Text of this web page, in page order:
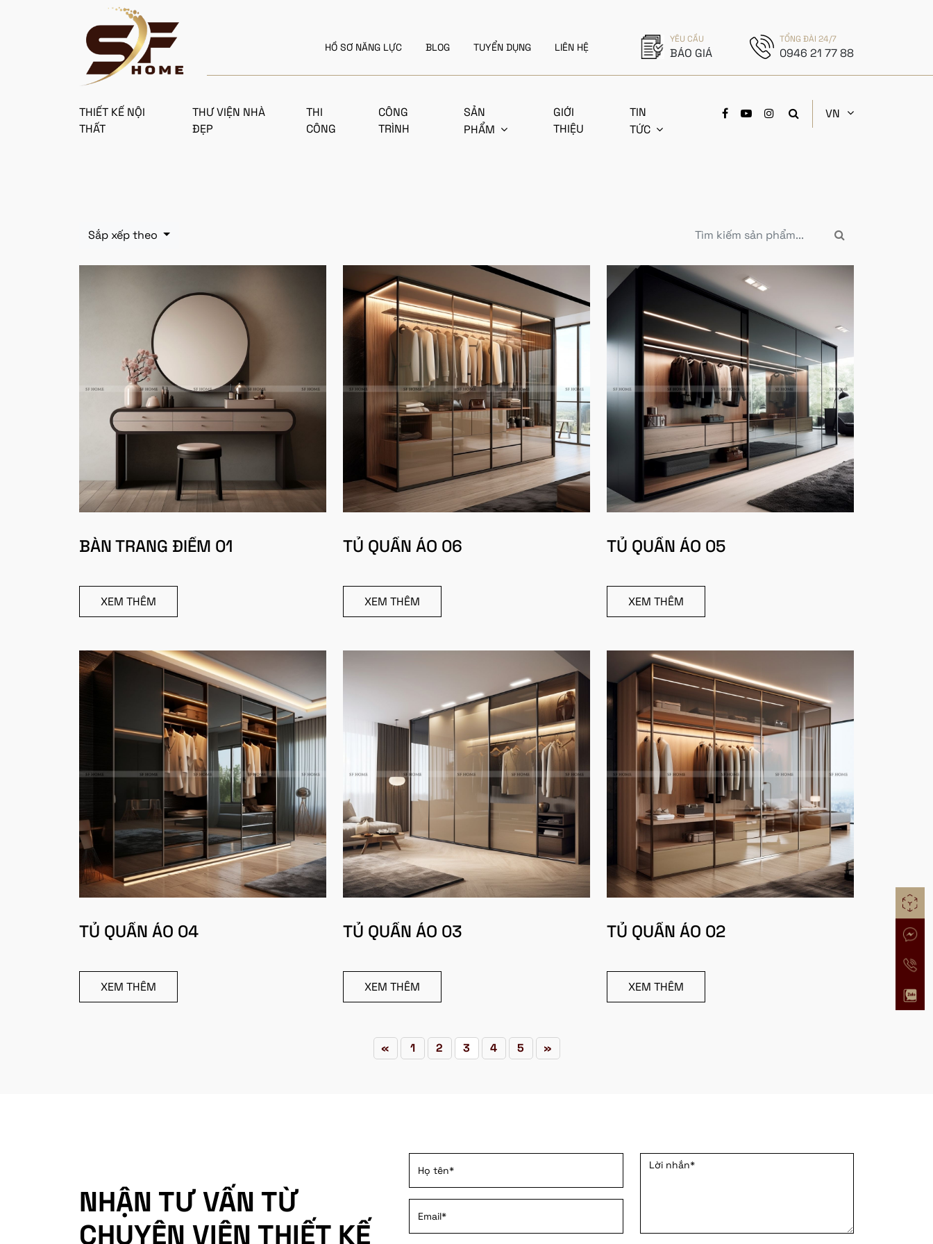
HỒ SƠ NĂNG LỰC BLOG TUYỂN DỤNG LIÊN HỆ
YÊU CẦU
BÁO GIÁ
TỔNG ĐÀI 24/7
0946 21 77 88
THIẾT KẾ NỘI
THẤT
THƯ VIỆN NHÀ
ĐẸP
THI
CÔNG
CÔNG
TRÌNH
SẢN
PHẨM
GIỚI
THIỆU
TIN
TỨC
VN
Sắp xếp theo
BÀN TRANG ĐIỂM 01
XEM THÊM
TỦ QUẦN ÁO 06
XEM THÊM
TỦ QUẦN ÁO 05
XEM THÊM
TỦ QUẦN ÁO 04
XEM THÊM
TỦ QUẦN ÁO 03
XEM THÊM
TỦ QUẦN ÁO 02
XEM THÊM
« 1 2 3 4 5 »
NHẬN TƯ VẤN TỪ
CHUYÊN VIÊN THIẾT KẾ